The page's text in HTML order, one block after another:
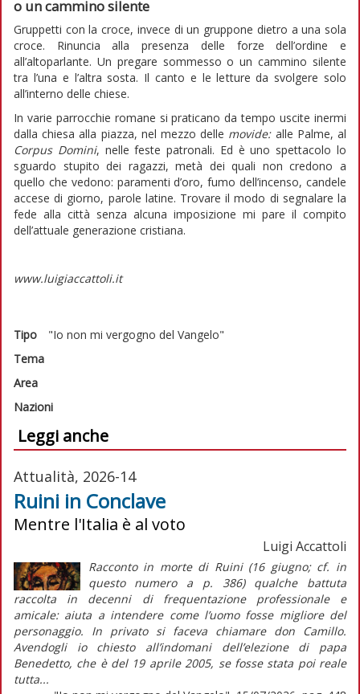
o un cammino silente
Gruppetti con la croce, invece di un gruppone dietro a una sola
croce. Rinuncia alla presenza delle forze dell’ordine e
all’altoparlante. Un pregare sommesso o un cammino silente
tra l’una e l’altra sosta. Il canto e le letture da svolgere solo
all’interno delle chiese.
In varie parrocchie romane si praticano da tempo uscite inermi
dalla chiesa alla piazza, nel mezzo delle movide:alle Palme, al
Corpus Domini, nelle feste patronali. Ed è uno spettacolo lo
sguardo stupito dei ragazzi, metà dei quali non credono a
quello che vedono: paramenti d’oro, fumo dell’incenso, candele
accese di giorno, parole latine. Trovare il modo di segnalare la
fede alla città senza alcuna imposizione mi pare il compito
dell’attuale generazione cristiana.
www.luigiaccattoli.it
Tipo
"Io non mi vergogno del Vangelo"
Tema
Area
Nazioni
Leggi anche
Attualità, 2026-14
Ruini in Conclave
Mentre l'Italia è al voto
Luigi Accattoli
Racconto in morte di Ruini (16 giugno; cf. in
questo numero a p. 386) qualche battuta
raccolta in decenni di frequentazione professionale e
amicale: aiuta a intendere come l’uomo fosse migliore del
personaggio. In privato si faceva chiamare don Camillo.
Avendogli io chiesto all’indomani dell’elezione di papa
Benedetto, che è del 19 aprile 2005, se fosse stata poi reale
tutta...